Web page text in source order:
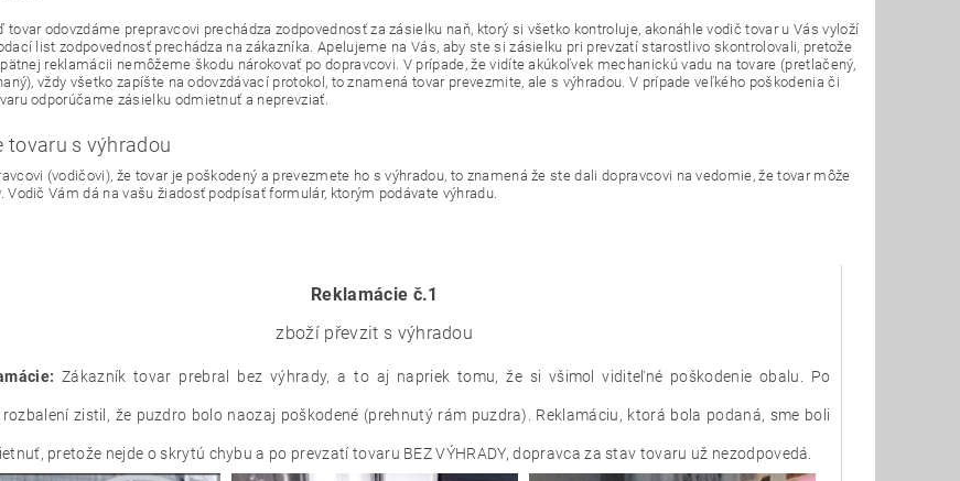
tovar odovzdáme prepravcovi prechádza zodpovednosť za zásielku naň, ktorý si všetko kontroluje, akonáhle vodič tovar u Vás vyloží
list zodpovednosť prechádza na zákazníka. Apelujeme na Vás, aby ste si zásielku pri prevzatí starostlivo skontrolovali, pretože
reklamácii nemôžeme škodu nárokovať po dopravcovi. V prípade, že vidíte akúkoľvek mechanickú vadu na tovare (pretlačený,
vždy všetko zapíšte na odovzdávací protokol, to znamená tovar prevezmite, ale s výhradou. V prípade veľkého poškodenia či
odporúčame zásielku odmietnuť a neprevziať.
tovaru s výhradou
(vodičovi), že tovar je poškodený a prevezmete ho s výhradou, to znamená že ste dali dopravcovi na vedomie, že tovar môže
Vodič Vám dá na vašu žiadosť podpísať formulár, ktorým podávate výhradu.
zboží převzit s výhradou
Zákazník tovar prebral bez výhrady, a to aj napriek tomu, že si všimol viditeľné poškodenie obalu. Po
zistil, že puzdro bolo naozaj poškodené (prehnutý rám puzdra). Reklamáciu, ktorá bola podaná, sme boli
pretože nejde o skrytú chybu a po prevzatí tovaru BEZ VÝHRADY, dopravca za stav tovaru už nezodpovedá.